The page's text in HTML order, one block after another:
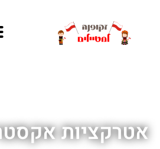
אטרקציות